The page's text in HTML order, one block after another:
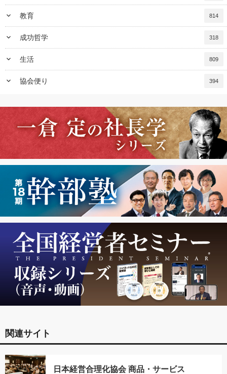
keyboard_arrow_down 教育 814
keyboard_arrow_down 成功哲学 318
keyboard_arrow_down 生活 809
keyboard_arrow_down 協会便り 394
関連サイト
日本経営合理化協会 商品・サービス